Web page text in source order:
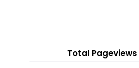
Dosa Itu Bukan Miliknya
Total Pageviews